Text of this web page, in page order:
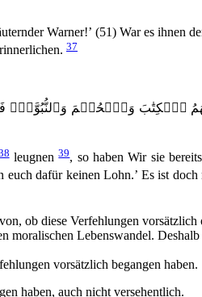
Warner!’ (51) War es ihnen
37
leugnen39, so haben Wir sie
dafür keinen Lohn.’ Es ist
ob diese Verfehlungen
moralischen Lebenswandel.
vorsätzlich begangen haben.
haben, auch nicht versehentlich.